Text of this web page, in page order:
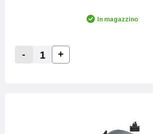
In magazzino
Decrease Quantity:
-
Increase Quantity:
+